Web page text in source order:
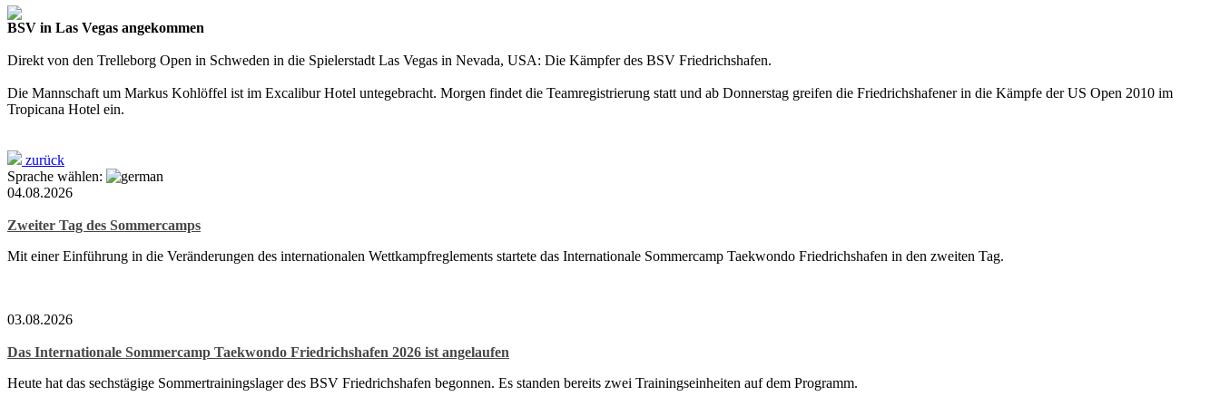
BSV in Las Vegas angekommen
Direkt von den Trelleborg Open in Schweden in die Spielerstadt Las Vegas in Nevada, USA: Die Kämpfer des BSV Friedrichshafen.
Die Mannschaft um Markus Kohlöffel ist im Excalibur Hotel untegebracht. Morgen findet die Teamregistrierung statt und ab Donnerstag greifen die Friedrichshafener in die Kämpfe der US Open 2010 im
Tropicana Hotel ein.
zurück
Sprache wählen:
04.08.2026
Zweiter Tag des Sommercamps
Mit einer Einführung in die Veränderungen des internationalen Wettkampfreglements startete das Internationale Sommercamp Taekwondo Friedrichshafen in den zweiten Tag.
03.08.2026
Das Internationale Sommercamp Taekwondo Friedrichshafen 2026 ist angelaufen
Heute hat das sechstägige Sommertrainingslager des BSV Friedrichshafen begonnen. Es standen bereits zwei Trainingseinheiten auf dem Programm.